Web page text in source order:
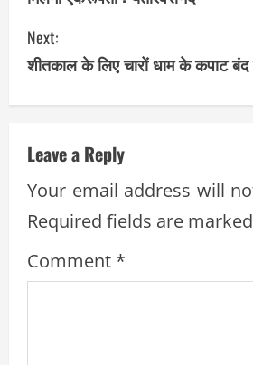
n
t
i
n
u
e
R
e
Next:
शीतकाल के लिए चारों धाम के कपाट बंद
Leave a Reply
Your email address will
Required fields are marked
Comment *